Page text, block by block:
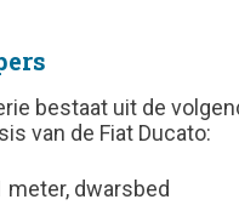
bestaat uit de
van de Fiat Ducato:
meter, dwarsbed